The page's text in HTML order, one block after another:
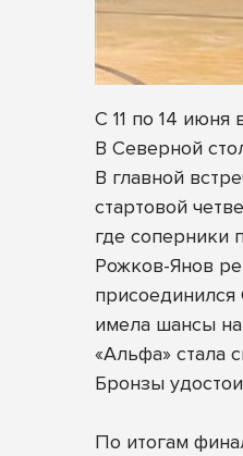
С 11 по 14
В Северной
В главной
стартовой
где соперники
Рожков-Янов
имела шансы на
«Альфа» стала
Бронзы
По итогам